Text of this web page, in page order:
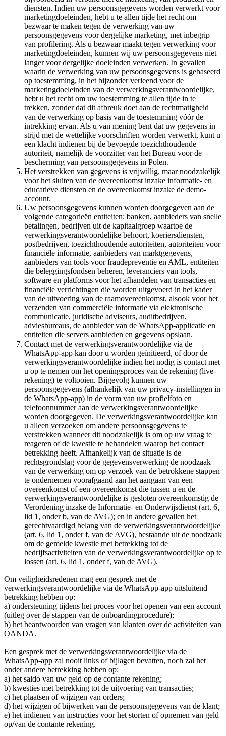
diensten. Indien uw persoonsgegevens worden verwerkt voor
marketingdoeleinden, hebt u te allen tijde het recht om
bezwaar te maken tegen de verwerking van uw
persoonsgegevens voor dergelijke marketing, met inbegrip
van profilering. Als u bezwaar maakt tegen verwerking voor
marketingdoeleinden, kunnen wij uw persoonsgegevens niet
langer voor dergelijke doeleinden verwerken. In gevallen
waarin de verwerking van uw persoonsgegevens is gebaseerd
op toestemming, in het bijzonder verleend voor de
marketingdoeleinden van de verwerkingsverantwoordelijke,
hebt u het recht om uw toestemming te allen tijde in te
trekken, zonder dat dit afbreuk doet aan de rechtmatigheid
van de verwerking op basis van de toestemming vóór de
intrekking ervan. Als u van mening bent dat uw gegevens in
strijd met de wettelijke voorschriften worden verwerkt, kunt u
een klacht indienen bij de bevoegde toezichthoudende
autoriteit, namelijk de voorzitter van het Bureau voor de
bescherming van persoonsgegevens in Polen.
Het verstrekken van gegevens is vrijwillig, maar noodzakelijk
voor het sluiten van de overeenkomst inzake informatie- en
educatieve diensten en de overeenkomst inzake de demo-
account.
Uw persoonsgegevens kunnen worden doorgegeven aan de
volgende categorieën entiteiten: banken, aanbieders van snelle
betalingen, bedrijven uit de kapitaalgroep waartoe de
verwerkingsverantwoordelijke behoort, koeriersdiensten,
postbedrijven, toezichthoudende autoriteiten, autoriteiten voor
financiële informatie, aanbieders van marktgegevens,
aanbieders van tools voor fraudepreventie en AML, entiteiten
die beleggingsfondsen beheren, leveranciers van tools,
software en platforms voor het afhandelen van transacties en
financiële verrichtingen die worden uitgevoerd in het kader
van de uitvoering van de raamovereenkomst, alsook voor het
verzenden van commerciële informatie via elektronische
communicatie, juridische adviseurs, auditbedrijven,
adviesbureaus, de aanbieder van de WhatsApp-applicatie en
entiteiten die servers aanbieden en gegevens opslaan.
Contact met de verwerkingsverantwoordelijke via de
WhatsApp-app kan door u worden geïnitieerd, of door de
verwerkingsverantwoordelijke indien het nodig is contact met
u op te nemen om het openingsproces van de rekening (live-
rekening) te voltooien. Bijgevolg kunnen uw
persoonsgegevens (afhankelijk van uw privacy-instellingen in
de WhatsApp-app) in de vorm van uw profielfoto en
telefoonnummer aan de verwerkingsverantwoordelijke
worden doorgegeven. De verwerkingsverantwoordelijke kan
u alleen verzoeken om andere persoonsgegevens te
verstrekken wanneer dit noodzakelijk is om op uw vraag te
reageren of de kwestie te behandelen waarop het contact
betrekking heeft. Afhankelijk van de situatie is de
rechtsgrondslag voor de gegevensverwerking de noodzaak
van de verwerking om op verzoek van de betrokkene stappen
te ondernemen voorafgaand aan het aangaan van een
overeenkomst of een overeenkomst die tussen u en de
verwerkingsverantwoordelijke is gesloten overeenkomstig de
Verordening inzake de Informatie- en Onderwijsdienst (art. 6,
lid 1, onder b, van de AVG); en in andere gevallen het
gerechtvaardigd belang van de verwerkingsverantwoordelijke
(art. 6, lid 1, onder f, van de AVG), bestaande uit de noodzaak
om de gemelde kwestie met betrekking tot de
bedrijfsactiviteiten van de verwerkingsverantwoordelijke op te
lossen (art. 6, lid 1, onder f, van de AVG).
Om veiligheidsredenen mag een gesprek met de
verwerkingsverantwoordelijke via de WhatsApp-app uitsluitend
betrekking hebben op:
a) ondersteuning tijdens het proces voor het openen van een account
(uitleg over de stappen van de onboardingprocedure);
b) het beantwoorden van vragen van klanten over de activiteiten van
OANDA.
Een gesprek met de verwerkingsverantwoordelijke via de
WhatsApp-app zal nooit links of bijlagen bevatten, noch zal het
onder andere betrekking hebben op:
a) het saldo van uw geld op de contante rekening;
b) kwesties met betrekking tot de uitvoering van transacties;
c) het plaatsen of wijzigen van orders;
d) het wijzigen of bijwerken van de persoonsgegevens van de klant;
e) het indienen van instructies voor het storten of opnemen van geld
op/van de contante rekening.